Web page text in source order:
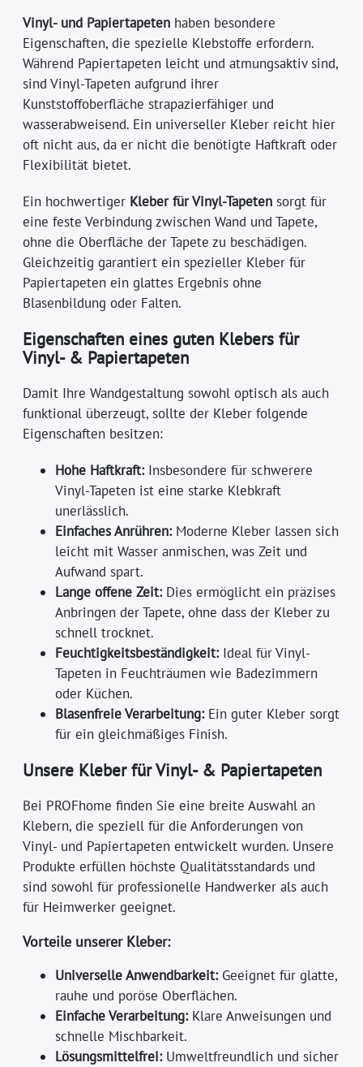
Vinyl- und Papiertapeten haben besondere
Eigenschaften, die spezielle Klebstoffe erfordern.
Während Papiertapeten leicht und atmungsaktiv sind,
sind Vinyl-Tapeten aufgrund ihrer
Kunststoffoberfläche strapazierfähiger und
wasserabweisend. Ein universeller Kleber reicht hier
oft nicht aus, da er nicht die benötigte Haftkraft oder
Flexibilität bietet.
Ein hochwertiger Kleber für Vinyl-Tapeten sorgt für
eine feste Verbindung zwischen Wand und Tapete,
ohne die Oberfläche der Tapete zu beschädigen.
Gleichzeitig garantiert ein spezieller Kleber für
Papiertapeten ein glattes Ergebnis ohne
Blasenbildung oder Falten.
Eigenschaften eines guten Klebers für
Vinyl- & Papiertapeten
Damit Ihre Wandgestaltung sowohl optisch als auch
funktional überzeugt, sollte der Kleber folgende
Eigenschaften besitzen:
Hohe Haftkraft:Insbesondere für schwerere
Vinyl-Tapeten ist eine starke Klebkraft
unerlässlich.
Einfaches Anrühren:Moderne Kleber lassen sich
leicht mit Wasser anmischen, was Zeit und
Aufwand spart.
Lange offene Zeit:Dies ermöglicht ein präzises
Anbringen der Tapete, ohne dass der Kleber zu
schnell trocknet.
Feuchtigkeitsbeständigkeit:Ideal für Vinyl-
Tapeten in Feuchträumen wie Badezimmern
oder Küchen.
Blasenfreie Verarbeitung:Ein guter Kleber sorgt
für ein gleichmäßiges Finish.
Unsere Kleber für Vinyl- & Papiertapeten
Bei PROFhome finden Sie eine breite Auswahl an
Klebern, die speziell für die Anforderungen von
Vinyl- und Papiertapeten entwickelt wurden. Unsere
Produkte erfüllen höchste Qualitätsstandards und
sind sowohl für professionelle Handwerker als auch
für Heimwerker geeignet.
Vorteile unserer Kleber:
Universelle Anwendbarkeit:Geeignet für glatte,
rauhe und poröse Oberflächen.
Einfache Verarbeitung:Klare Anweisungen und
schnelle Mischbarkeit.
Lösungsmittelfrei:Umweltfreundlich und sicher